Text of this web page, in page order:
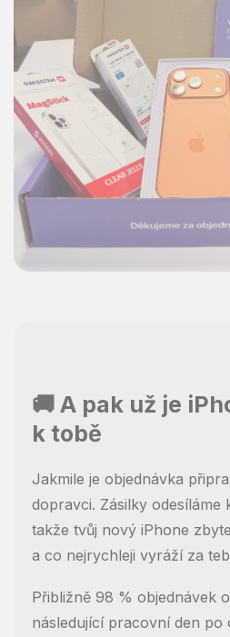
🚚 A pak už je
k tobě
Jakmile je objednávka
dopravci. Zásilky odesíláme
takže tvůj nový iPhone
a co nejrychleji vyráží za
Přibližně 98 % objednávek
následující pracovní den po